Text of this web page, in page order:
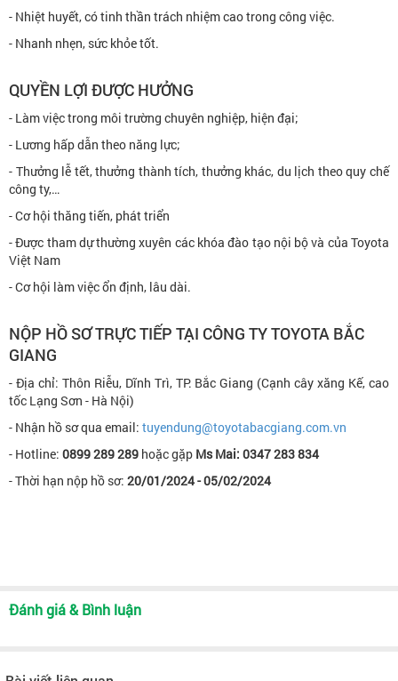
- Nhiệt huyết, có tinh thần trách nhiệm cao trong công việc.
- Nhanh nhẹn, sức khỏe tốt.
QUYỀN LỢI ĐƯỢC HƯỞNG
- Làm việc trong môi trường chuyên nghiệp, hiện đại;
- Lương hấp dẫn theo năng lực;
- Thưởng lễ tết, thưởng thành tích, thưởng khác, du lịch theo quy chế
công ty,…
- Cơ hội thăng tiến, phát triển
- Được tham dự thường xuyên các khóa đào tạo nội bộ và của Toyota
Việt Nam
- Cơ hội làm việc ổn định, lâu dài.
NỘP HỒ SƠ TRỰC TIẾP TẠI CÔNG TY TOYOTA BẮC
GIANG
- Địa chỉ: Thôn Riễu, Dĩnh Trì, TP. Bắc Giang (Cạnh cây xăng Kế, cao
tốc Lạng Sơn - Hà Nội)
- Nhận hồ sơ qua email: tuyendung@toyotabacgiang.com.vn
- Hotline: 0899 289 289 hoặc gặp Ms Mai: 0347 283 834
- Thời hạn nộp hồ sơ: 20/01/2024 - 05/02/2024
Đánh giá & Bình luận